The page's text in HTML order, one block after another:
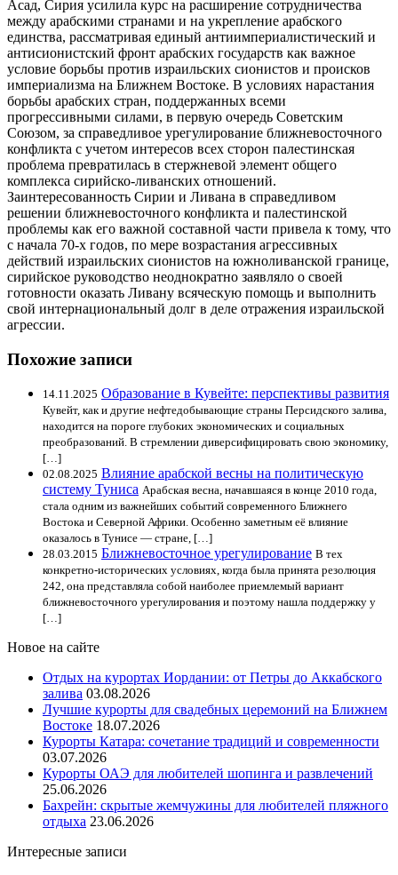
Асад, Сирия усилила курс на расширение сотрудничества
между арабскими странами и на укрепление арабского
единства, рассматривая единый антиимпериалистический и
антисионистский фронт арабских государств как важное
условие борьбы против израильских сионистов и происков
империализма на Ближнем Востоке. В условиях нарастания
борьбы арабских стран, поддержанных всеми
прогрессивными силами, в первую очередь Советским
Союзом, за справедливое урегулирование ближневосточного
конфликта с учетом интересов всех сторон палестинская
проблема превратилась в стержневой элемент общего
комплекса сирийско-ливанских отношений.
Заинтересованность Сирии и Ливана в справедливом
решении ближневосточного конфликта и палестинской
проблемы как его важной составной части привела к тому, что
с начала 70-х годов, по мере возрастания агрессивных
действий израильских сионистов на южноливанской границе,
сирийское руководство неоднократно заявляло о своей
готовности оказать Ливану всяческую помощь и выполнить
свой интернациональный долг в деле отражения израильской
агрессии.
Похожие записи
14.11.2025 Образование в Кувейте: перспективы развития
Кувейт, как и другие нефтедобывающие страны Персидского залива,
находится на пороге глубоких экономических и социальных
преобразований. В стремлении диверсифицировать свою экономику,
[…]
02.08.2025 Влияние арабской весны на политическую
систему Туниса Арабская весна, начавшаяся в конце 2010 года,
стала одним из важнейших событий современного Ближнего
Востока и Северной Африки. Особенно заметным её влияние
оказалось в Тунисе — стране, […]
28.03.2015 Ближневосточное урегулирование В тех
конкретно-исторических условиях, когда была принята резолюция
242, она представляла собой наиболее приемлемый вариант
ближневосточного урегулирования и поэтому нашла поддержку у
[…]
Новое на сайте
Отдых на курортах Иордании: от Петры до Аккабского
залива 03.08.2026
Лучшие курорты для свадебных церемоний на Ближнем
Востоке 18.07.2026
Курорты Катара: сочетание традиций и современности
03.07.2026
Курорты ОАЭ для любителей шопинга и развлечений
25.06.2026
Бахрейн: скрытые жемчужины для любителей пляжного
отдыха 23.06.2026
Интересные записи